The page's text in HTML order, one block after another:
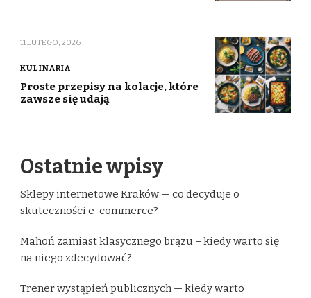
11 LUTEGO, 2026
KULINARIA
Proste przepisy na kolacje, które
zawsze się udają
Ostatnie wpisy
Sklepy internetowe Kraków — co decyduje o
skuteczności e-commerce?
Mahoń zamiast klasycznego brązu – kiedy warto się
na niego zdecydować?
Trener wystąpień publicznych — kiedy warto